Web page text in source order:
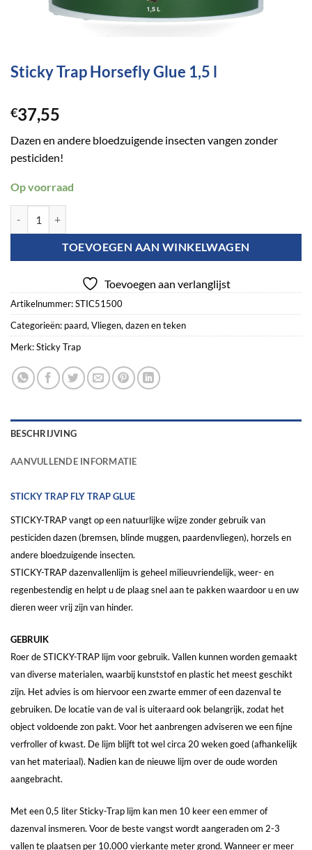
Sticky Trap Horsefly Glue 1,5 l
€37,55
Dazen en andere bloedzuigende insecten vangen zonder
pesticiden!
Op voorraad
TOEVOEGEN AAN WINKELWAGEN
Toevoegen aan verlanglijst
Artikelnummer:STIC51500
Categorieën: paard,Vliegen, dazen en teken
Merk:Sticky Trap
BESCHRIJVING
AANVULLENDE INFORMATIE
STICKY TRAP FLY TRAP GLUE
STICKY-TRAP vangt op een natuurlijke wijze zonder gebruik van
pesticiden dazen (bremsen, blinde muggen, paardenvliegen), horzels en
andere bloedzuigende insecten.
STICKY-TRAP dazenvallenlijm is geheel milieuvriendelijk, weer- en
regenbestendig en helpt u de plaag snel aan te pakken waardoor u en uw
dieren weer vrij zijn van hinder.
GEBRUIK
Roer de STICKY-TRAP lijm voor gebruik. Vallen kunnen worden gemaakt
van diverse materialen, waarbij kunststof en plastic het meest geschikt
zijn. Het advies is om hiervoor een zwarte emmer of een dazenval te
gebruiken. De locatie van de val is uiteraard ook belangrijk, zodat het
object voldoende zon pakt. Voor het aanbrengen adviseren we een fijne
verfroller of kwast. De lijm blijft tot wel circa 20 weken goed (afhankelijk
van het materiaal). Nadien kan de nieuwe lijm over de oude worden
aangebracht.
Met een 0,5 liter Sticky-Trap lijm kan men 10 keer een emmer of
dazenval insmeren. Voor de beste vangst wordt aangeraden om 2-3
vallen te plaatsen per 10.000 vierkante meter grond. Wanneer er meer